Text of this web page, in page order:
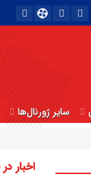
سایر ژورنال‌ها
اخبار